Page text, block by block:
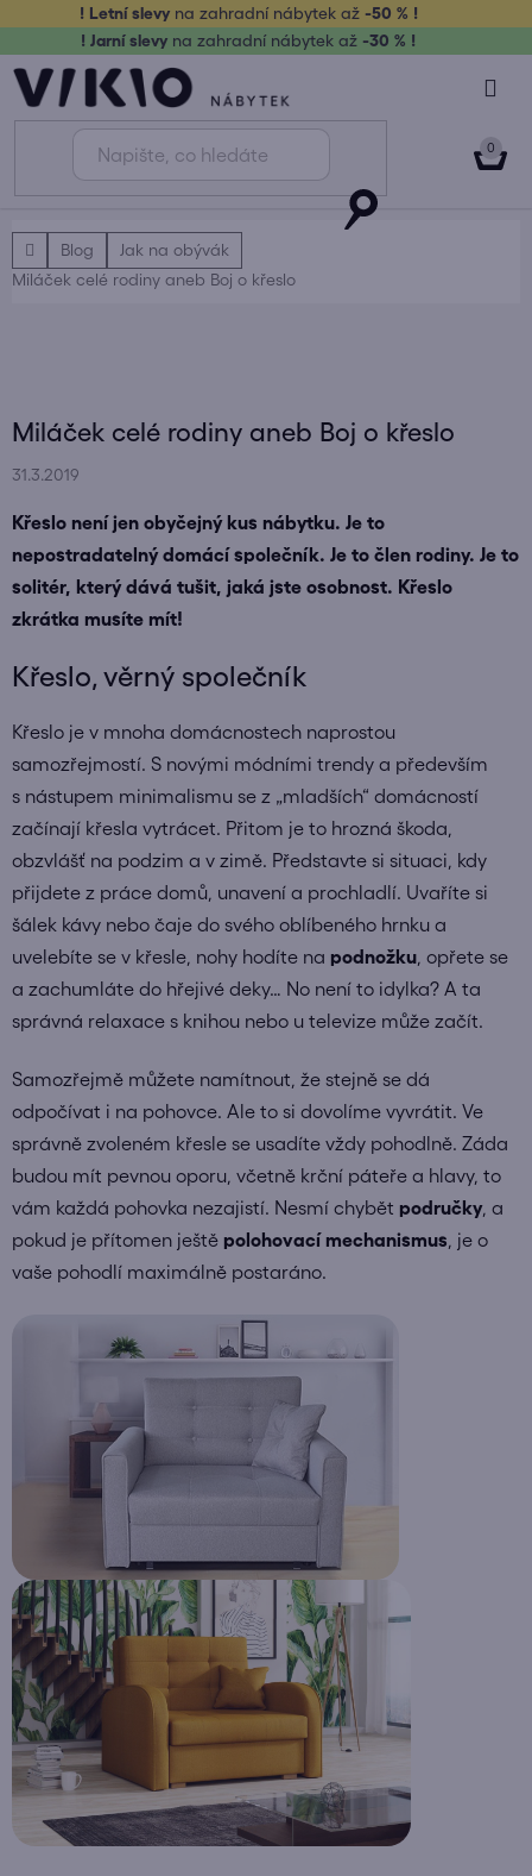
obsah
! Letní slevy na zahradní nábytek až-50 % !
! Jarní slevy na zahradní nábytek až -30 % !
DomůBlog
Jak na obývák
Miláček celé rodiny aneb Boj o křeslo
Miláček celé rodiny aneb Boj o křeslo
31.3.2019
Křeslo není jen obyčejný kus nábytku. Je to
nepostradatelný domácí společník. Je to člen rodiny. Je to
solitér, který dává tušit, jaká jste osobnost. Křeslo
zkrátka musíte mít!
Křeslo, věrný společník
Křeslo je v mnoha domácnostech naprostou
samozřejmostí. S novými módními trendy a především
s nástupem minimalismu se z „mladších“ domácností
začínají křesla vytrácet. Přitom je to hrozná škoda,
obzvlášť na podzim a v zimě. Představte si situaci, kdy
přijdete z práce domů, unavení a prochladlí. Uvaříte si
šálek kávy nebo čaje do svého oblíbeného hrnku a
uvelebíte se v křesle, nohy hodíte na podnožku , opřete se
a zachumláte do hřejivé deky… No není to idylka? A ta
správná relaxace s knihou nebo u televize může začít.
Samozřejmě můžete namítnout, že stejně se dá
odpočívat i na pohovce. Ale to si dovolíme vyvrátit. Ve
správně zvoleném křesle se usadíte vždy pohodlně. Záda
budou mít pevnou oporu, včetně krční páteře a hlavy, to
vám každá pohovka nezajistí. Nesmí chybět područky, a
pokud je přítomen ještě polohovací mechanismus , je o
vaše pohodlí maximálně postaráno.